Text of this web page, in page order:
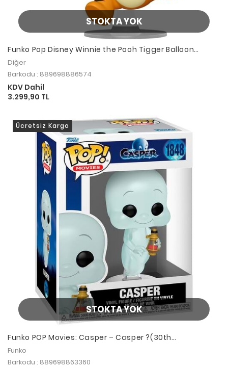
STOKTA YOK
Funko Pop Disney Winnie the Pooh Tigger Balloon
Special Edition
Diğer
Barkodu : 889698886574
KDV Dahil
3.299,90 TL
STOKTA YOK
Ücretsiz Kargo
Funko POP Movies: Casper – Casper ?(30th
Anniversary)
Funko
Barkodu : 889698863360